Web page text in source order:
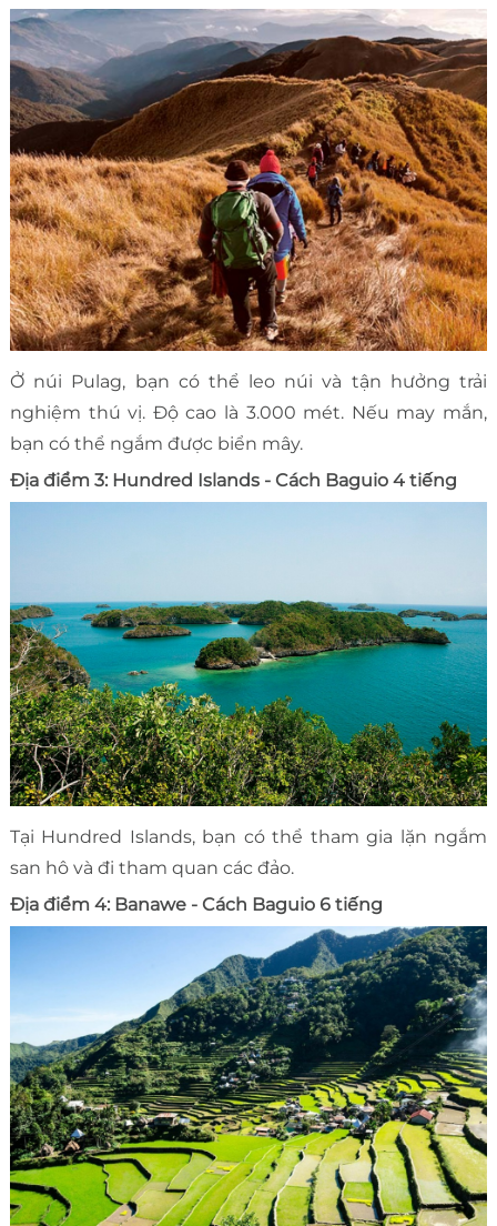
Ở núi Pulag, bạn có thể leo núi và tận hưởng trải
nghiệm thú vị. Độ cao là 3.000 mét. Nếu may mắn,
bạn có thể ngắm được biển mây.
Địa điểm 3: Hundred Islands - Cách Baguio 4 tiếng
Tại Hundred Islands, bạn có thể tham gia lặn ngắm
san hô và đi tham quan các đảo.
Địa điểm 4: Banawe - Cách Baguio 6 tiếng